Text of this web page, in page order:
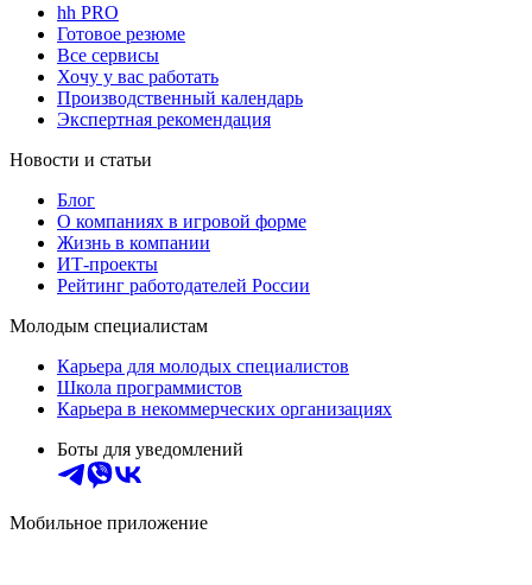
hh PRO
Готовое резюме
Все сервисы
Хочу у вас работать
Производственный календарь
Экспертная рекомендация
Новости и статьи
Блог
О компаниях в игровой форме
Жизнь в компании
ИТ-проекты
Рейтинг работодателей России
Молодым специалистам
Карьера для молодых специалистов
Школа программистов
Карьера в некоммерческих организациях
Боты для уведомлений
Мобильное приложение